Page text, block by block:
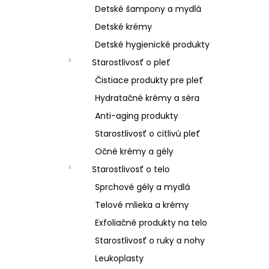
Detské šampony a mydlá
Detské krémy
Detské hygienické produkty
Starostlivosť o pleť
Čistiace produkty pre pleť
Hydratačné krémy a séra
Anti-aging produkty
Starostlivosť o citlivú pleť
Očné krémy a gély
Starostlivosť o telo
Sprchové gély a mydlá
Telové mlieka a krémy
Exfoliačné produkty na telo
Starostlivosť o ruky a nohy
Leukoplasty